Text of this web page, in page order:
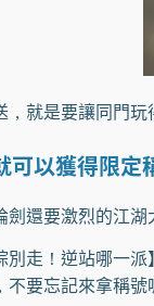
是要讓同門玩
以獲得限定
還要激烈的江湖
！逆站哪一派
要忘記來拿稱號